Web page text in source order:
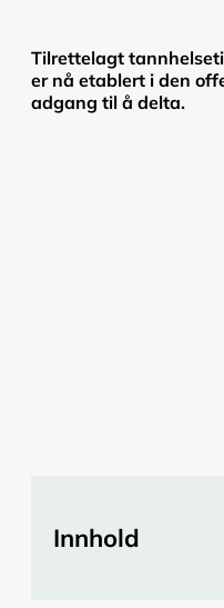
Tilrettelagt
er nå etablert i den
adgang til å delta.
Innhold